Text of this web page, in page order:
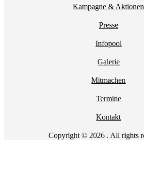
Kampagne & Aktionen
Presse
Infopool
Galerie
Mitmachen
Termine
Kontakt
Copyright © 2026 . All rights